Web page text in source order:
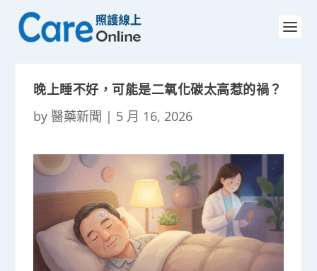
晚上睡不好，可能是二氧化碳太高惹的禍？
by 醫藥新聞 | 5 月 16, 2026